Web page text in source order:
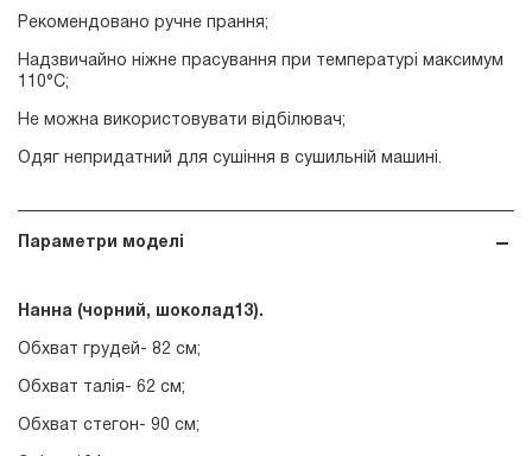
Рекомендовано ручне прання;
Надзвичайно ніжне прасування при температурі максимум
110°С;
Не можна використовувати відбілювач;
Одяг непридатний для сушіння в сушильній машині.
Параметри моделі
Нанна (чорний, шоколад13).
Обхват грудей- 82 см;
Обхват талія- 62 см;
Обхват стегон- 90 см;